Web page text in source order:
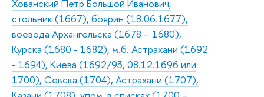
Хованский Петр Большой Иванович,
стольник (1667), боярин (18.06.1677),
воевода Архангельска (1678 – 1680),
Курска (1680 - 1682), м.б. Астрахани (1692
- 1694), Киева (1692/93, 08.12.1696 или
1700), Севска (1704), Астрахани (1707),